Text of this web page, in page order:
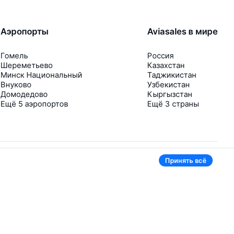
Аэропорты
Гомель
Шереметьево
Минск Национальный
Внуково
Домодедово
Ещё 5 аэропортов
Aviasales в мире
Россия
Казахстан
Таджикистан
Узбекистан
Кыргызстан
Ещё 3 страны
Принять всё